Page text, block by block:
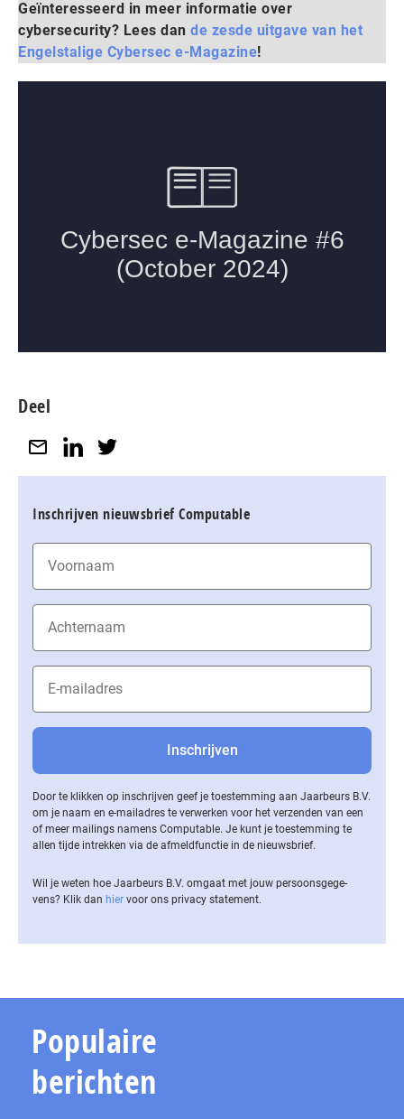
Geïnteresseerd in meer informatie over
cybersecurity? Lees dan de zesde uitgave van het
Engelstalige Cybersec e-Magazine!
Deel
Inschrijven nieuwsbrief Computable
Door te klikken op inschrijven geef je toestemming aan Jaarbeurs B.V.
om je naam en e-mailadres te verwerken voor het verzenden van een
of meer mailings namens Computable. Je kunt je toestemming te
allen tijde intrekken via de af­meld­func­tie in de nieuwsbrief.
Wil je weten hoe Jaarbeurs B.V. omgaat met jouw per­soons­ge­ge­
vens? Klik dan hier voor ons privacy statement.
Populaire
berichten